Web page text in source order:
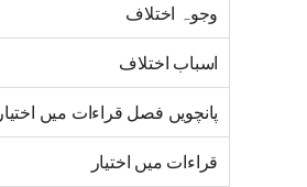
وجوہ اختلاف
اسباب اختلاف
پانچویں فصل قراءات میں اختیار
قراءات میں اختیار